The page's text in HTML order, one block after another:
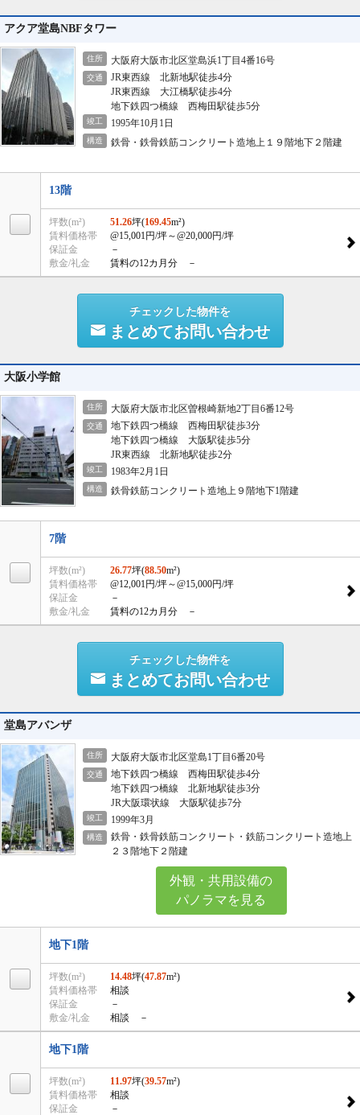
アクア堂島NBFタワー
住所 大阪府大阪市北区堂島浜1丁目4番16号
交通
JR東西線 北新地駅徒歩4分
JR東西線 大江橋駅徒歩4分
地下鉄四つ橋線 西梅田駅徒歩5分
竣工 1995年10月1日
構造 鉄骨・鉄骨鉄筋コンクリート造地上１９階地下２階建
13階
坪数(m²) 51.26坪(169.45m²)
賃料価格帯
@15,001円/坪～@20,000円/坪
保証金
－
敷金/礼金
賃料の12カ月分 －
チェックした物件を
まとめてお問い合わせ
大阪小学館
住所 大阪府大阪市北区曽根崎新地2丁目6番12号
交通
地下鉄四つ橋線 西梅田駅徒歩3分
地下鉄四つ橋線 大阪駅徒歩5分
JR東西線 北新地駅徒歩2分
竣工 1983年2月1日
構造 鉄骨鉄筋コンクリート造地上９階地下1階建
7階
坪数(m²) 26.77坪(88.50m²)
賃料価格帯
@12,001円/坪～@15,000円/坪
保証金
－
敷金/礼金
賃料の12カ月分 －
チェックした物件を
まとめてお問い合わせ
堂島アバンザ
住所 大阪府大阪市北区堂島1丁目6番20号
交通
地下鉄四つ橋線 西梅田駅徒歩4分
地下鉄四つ橋線 北新地駅徒歩3分
JR大阪環状線 大阪駅徒歩7分
竣工 1999年3月
構造
鉄骨・鉄骨鉄筋コンクリート・鉄筋コンクリート造地上
２３階地下２階建
外観・共用設備の
パノラマを見る
地下1階
坪数(m²) 14.48坪(47.87m²)
賃料価格帯
相談
保証金
－
敷金/礼金
相談 －
地下1階
坪数(m²) 11.97坪(39.57m²)
賃料価格帯
相談
保証金
－